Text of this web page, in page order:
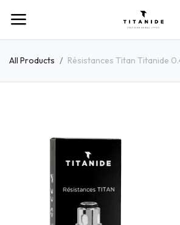
All Products Résistances Titan Titanide